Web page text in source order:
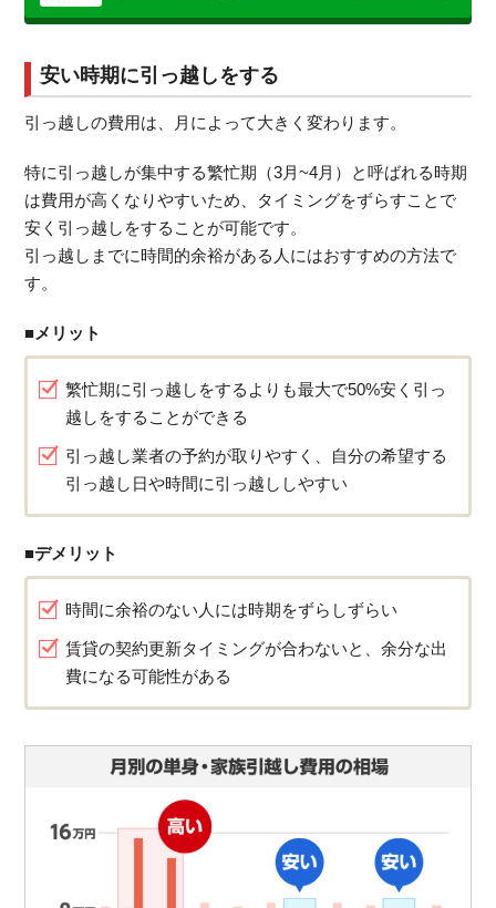
安い時期に引っ越しをする
引っ越しの費用は、月によって大きく変わります。
特に引っ越しが集中する繁忙期（3月~4月）と呼ばれる時期
は費用が高くなりやすいため、タイミングをずらすことで
安く引っ越しをすることが可能です。
引っ越しまでに時間的余裕がある人にはおすすめの方法で
す。
■メリット
繁忙期に引っ越しをするよりも最大で50%安く引っ
越しをすることができる
引っ越し業者の予約が取りやすく、自分の希望する
引っ越し日や時間に引っ越ししやすい
■デメリット
時間に余裕のない人には時期をずらしずらい
賃貸の契約更新タイミングが合わないと、余分な出
費になる可能性がある